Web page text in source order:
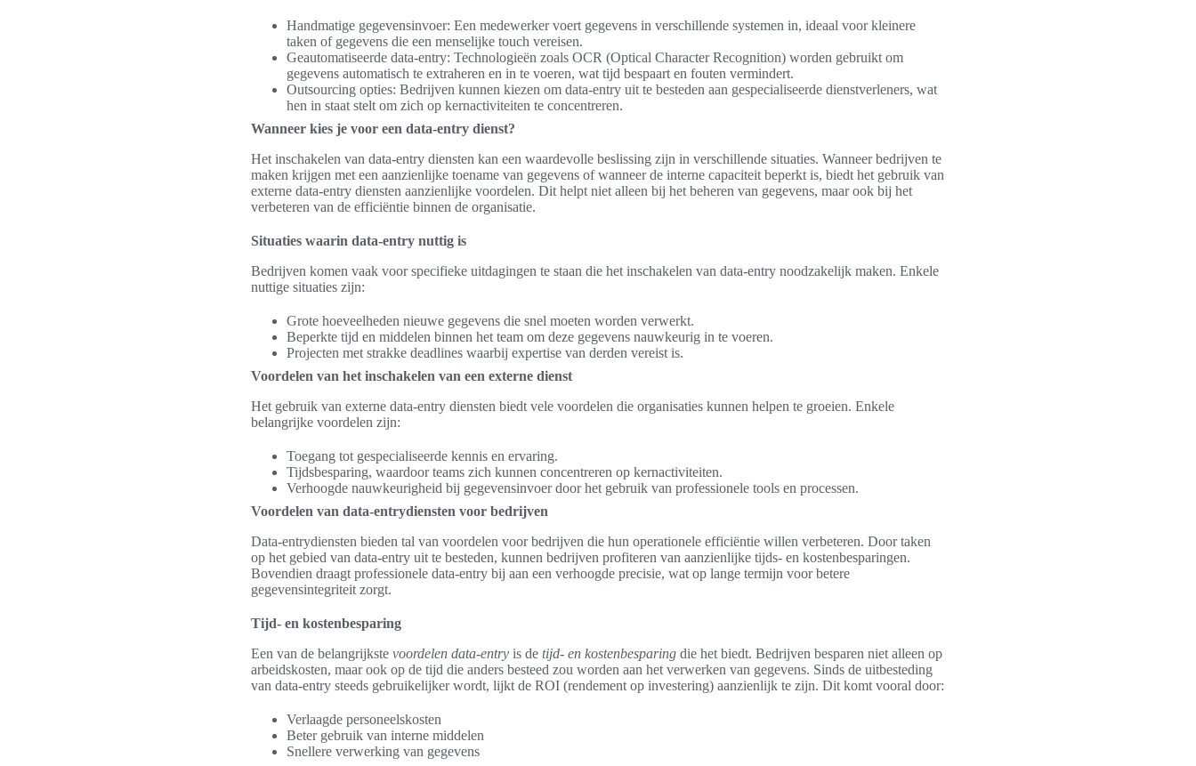
Handmatige gegevensinvoer: Een medewerker voert gegevens in verschillende systemen in, ideaal voor kleinere
taken of gegevens die een menselijke touch vereisen.
Geautomatiseerde data-entry: Technologieën zoals OCR (Optical Character Recognition) worden gebruikt om
gegevens automatisch te extraheren en in te voeren, wat tijd bespaart en fouten vermindert.
Outsourcing opties: Bedrijven kunnen kiezen om data-entry uit te besteden aan gespecialiseerde dienstverleners, wat
hen in staat stelt om zich op kernactiviteiten te concentreren.
Wanneer kies je voor een data-entry dienst?
Het inschakelen van data-entry diensten kan een waardevolle beslissing zijn in verschillende situaties. Wanneer bedrijven te
maken krijgen met een aanzienlijke toename van gegevens of wanneer de interne capaciteit beperkt is, biedt het gebruik van
externe data-entry diensten aanzienlijke voordelen. Dit helpt niet alleen bij het beheren van gegevens, maar ook bij het
verbeteren van de efficiëntie binnen de organisatie.
Situaties waarin data-entry nuttig is
Bedrijven komen vaak voor specifieke uitdagingen te staan die het inschakelen van data-entry noodzakelijk maken. Enkele
nuttige situaties zijn:
Grote hoeveelheden nieuwe gegevens die snel moeten worden verwerkt.
Beperkte tijd en middelen binnen het team om deze gegevens nauwkeurig in te voeren.
Projecten met strakke deadlines waarbij expertise van derden vereist is.
Voordelen van het inschakelen van een externe dienst
Het gebruik van externe data-entry diensten biedt vele voordelen die organisaties kunnen helpen te groeien. Enkele
belangrijke voordelen zijn:
Toegang tot gespecialiseerde kennis en ervaring.
Tijdsbesparing, waardoor teams zich kunnen concentreren op kernactiviteiten.
Verhoogde nauwkeurigheid bij gegevensinvoer door het gebruik van professionele tools en processen.
Voordelen van data-entrydiensten voor bedrijven
Data-entrydiensten bieden tal van voordelen voor bedrijven die hun operationele efficiëntie willen verbeteren. Door taken
op het gebied van data-entry uit te besteden, kunnen bedrijven profiteren van aanzienlijke tijds- en kostenbesparingen.
Bovendien draagt professionele data-entry bij aan een verhoogde precisie, wat op lange termijn voor betere
gegevensintegriteit zorgt.
Tijd- en kostenbesparing
Een van de belangrijkste voordelen data-entry is de tijd- en kostenbesparing die het biedt. Bedrijven besparen niet alleen op
arbeidskosten, maar ook op de tijd die anders besteed zou worden aan het verwerken van gegevens. Sinds de uitbesteding
van data-entry steeds gebruikelijker wordt, lijkt de ROI (rendement op investering) aanzienlijk te zijn. Dit komt vooral door:
Verlaagde personeelskosten
Beter gebruik van interne middelen
Snellere verwerking van gegevens